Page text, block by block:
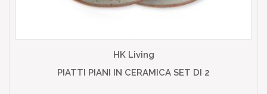
HK Living
PIATTI PIANI IN CERAMICA SET DI 2